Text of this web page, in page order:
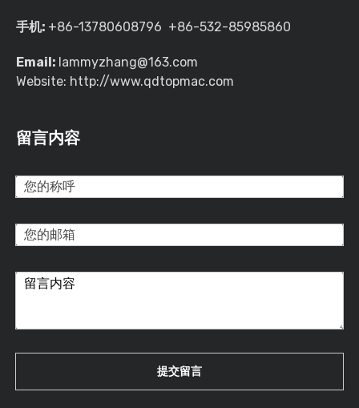
手机: +86-13780608796 +86-532-85985860
Email: lammyzhang@163.com
Website: http://www.qdtopmac.com
留言内容